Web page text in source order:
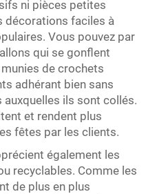
ni pièces petites
décorations faciles à
Vous pouvez par
qui se gonflent
de crochets
adhérant bien sans
ils sont collés.
et rendent plus
fêtes par les clients.
également les
recyclables. Comme les
de plus en plus